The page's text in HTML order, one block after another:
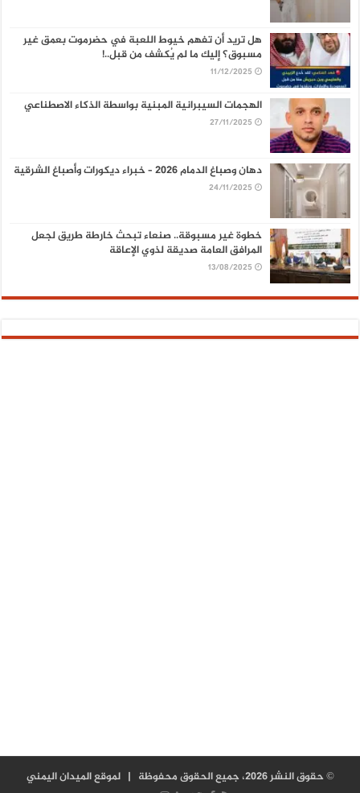
هل تريد أن تفهم خيوط اللعبة في حضرموت بعمق غير
مسبوق؟ إليك ما لم يُكشف من قبل..!
11/12/2025
الهجمات السيبرانية المبنية بواسطة الذكاء الاصطناعي
27/11/2025
دهان وصباغ الدمام 2026 – خبراء ديكورات وأصباغ الشرقية
24/11/2025
خطوة غير مسبوقة.. صنعاء تبحث خارطة طريق لجعل
المرافق العامة صديقة لذوي الإعاقة
13/08/2025
© حقوق النشر 2026، جميع الحقوق محفوظة | لموقع الميدان اليمني